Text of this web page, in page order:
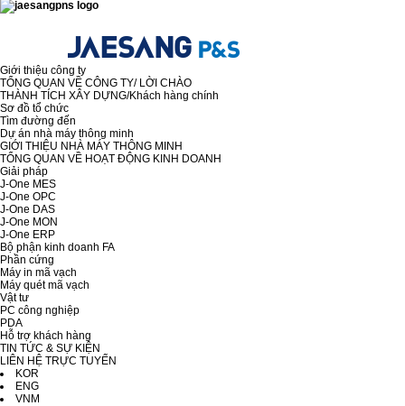
Giới thiệu công ty
TỔNG QUAN VỀ CÔNG TY/ LỜI CHÀO
THÀNH TÍCH XÂY DỰNG/Khách hàng chính
Sơ đồ tổ chức
Tìm đường đến
Dự án nhà máy thông minh
GIỚI THIỆU NHÀ MÁY THÔNG MINH
TỔNG QUAN VỀ HOẠT ĐỘNG KINH DOANH
Giải pháp
J-One MES
J-One OPC
J-One DAS
J-One MON
J-One ERP
Bộ phận kinh doanh FA
Phần cứng
Máy in mã vạch
Máy quét mã vạch
Vật tư
PC công nghiệp
PDA
Hỗ trợ khách hàng
TIN TỨC & SỰ KIỆN
LIÊN HỆ TRỰC TUYẾN
KOR
ENG
VNM